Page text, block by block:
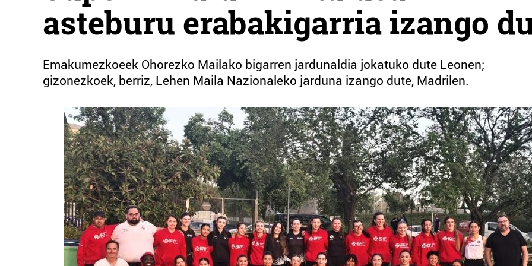
asteburu erabakigarria izango
Emakumezkoeek Ohorezko Mailako bigarren jardunaldia jokatuko dute Leonen;
gizonezkoek, berriz, Lehen Maila Nazionaleko jarduna izango dute, Madrilen.